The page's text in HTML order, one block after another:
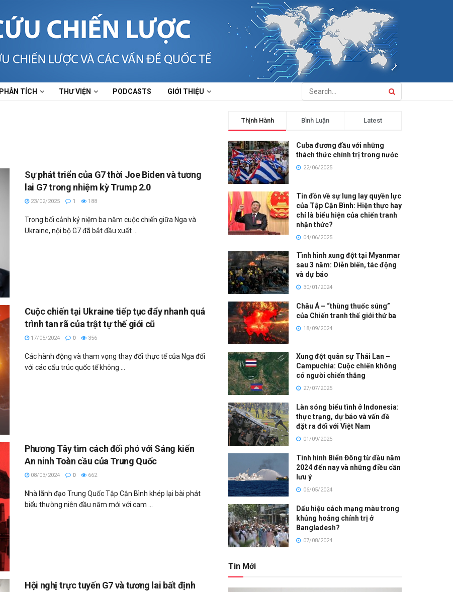
PHÂN TÍCH THƯ VIỆN PODCASTS GIỚI THIỆU
Sự phát triển của G7 thời Joe Biden và tương
lai G7 trong nhiệm kỳ Trump 2.0
23/02/2025 1 188
Trong bối cảnh kỷ niệm ba năm cuộc chiến giữa Nga và
Ukraine, nội bộ G7 đã bắt đầu xuất ...
Cuộc chiến tại Ukraine tiếp tục đẩy nhanh quá
trình tan rã của trật tự thế giới cũ
17/05/2024 0 356
Các hành động và tham vọng thay đổi thực tế của Nga đối
với các cấu trúc quốc tế không ...
Phương Tây tìm cách đối phó với Sáng kiến
An ninh Toàn cầu của Trung Quốc
08/03/2024 0 662
Nhà lãnh đạo Trung Quốc Tập Cận Bình khép lại bài phát
biểu thường niên đầu năm mới với cam ...
Hội nghị trực tuyến G7 và tương lai bất định
Thịnh Hành Bình Luận Latest
Cuba đương đầu với những
thách thức chính trị trong nước
22/06/2025
Tin đồn về sự lung lay quyền lực
của Tập Cận Bình: Hiện thực hay
chỉ là biểu hiện của chiến tranh
nhận thức?
04/06/2025
Tình hình xung đột tại Myanmar
sau 3 năm: Diễn biến, tác động
và dự báo
30/01/2024
Châu Á – “thùng thuốc súng”
của Chiến tranh thế giới thứ ba
18/09/2024
Xung đột quân sự Thái Lan –
Campuchia: Cuộc chiến không
có người chiến thắng
27/07/2025
Làn sóng biểu tình ở Indonesia:
thực trạng, dự báo và vấn đề
đặt ra đối với Việt Nam
01/09/2025
Tình hình Biển Đông từ đầu năm
2024 đến nay và những điều cần
lưu ý
06/05/2024
Dấu hiệu cách mạng màu trong
khủng hoảng chính trị ở
Bangladesh?
07/08/2024
Tin Mới